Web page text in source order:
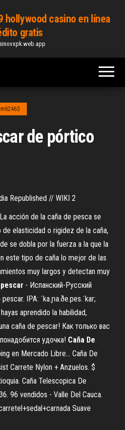
hollywood casino en línea
gratis
de pórtico
Republished // WIKI 2
acción de la caña de pesca se
elasticidad o rigidez de la caña,
se dobla por la fuerza a la que la
este tipo de caña lo mejor de las
muy largos y detectan muy
pescar - Испанский-Русский
IPA: ˈka.ɲa.ðe.pes.ˈkar;
aprendido la habilidad,
caña de pescar! Как только вас
удочка! Caña De
en Mercado Libre… Caña De
Carrete Nylon + Anzuelos. $
Caña Telescopica De
96 vendidos - Valle Del Cauca.
Suave